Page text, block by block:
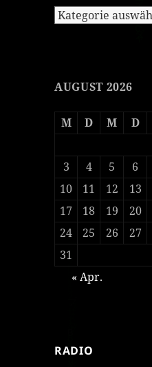
Kategorien
AUGUST 2026
M D M D
3
4 5 6
10
11 12 13
17
18 19 20
24
25 26 27
31
« Apr.
RADIO